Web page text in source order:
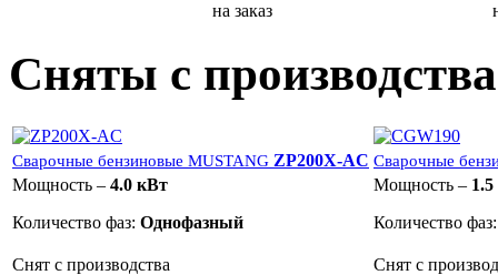
на заказ
Сняты с производства
Сварочные бензиновые MUSTANG ZP200X-AC Сварочные
Мощность – 4.0 кВт
Количество фаз: Однофазный
Мощность –
Количество
Снят с производства Снят с